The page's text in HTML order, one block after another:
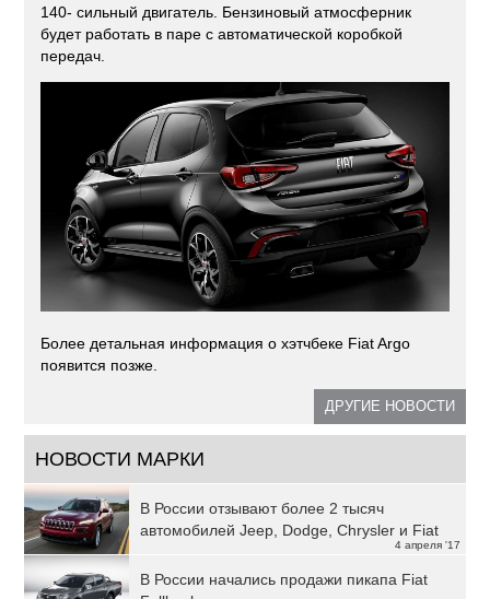
140- сильный двигатель. Бензиновый атмосферник
будет работать в паре с автоматической коробкой
передач.
Более детальная информация о хэтчбеке Fiat Argo
появится позже.
ДРУГИЕ НОВОСТИ
НОВОСТИ МАРКИ
4 апреля '17
В России отзывают более 2 тысяч
автомобилей Jeep, Dodge, Chrysler и Fiat
В России начались продажи пикапа Fiat